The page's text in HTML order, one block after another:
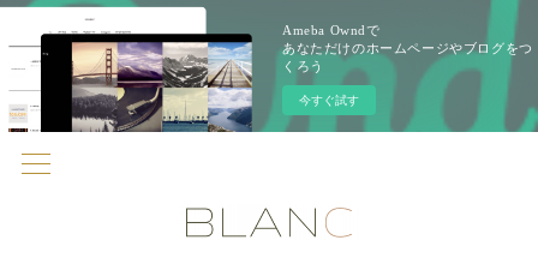
Ameba Owndで
あなただけのホームページやブログをつ
くろう
今すぐ試す